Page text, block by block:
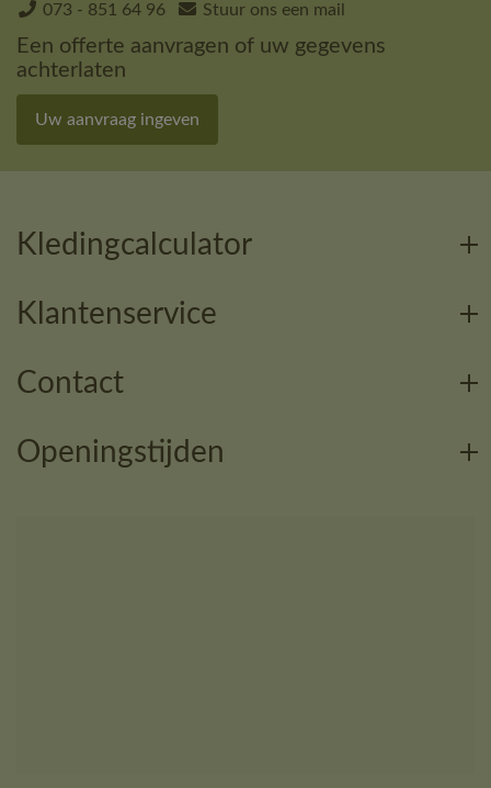
073 - 851 64 96 Stuur ons een mail
Een offerte aanvragen of uw gegevens
achterlaten
Uw aanvraag ingeven
Kledingcalculator
Klantenservice
Contact
Openingstijden